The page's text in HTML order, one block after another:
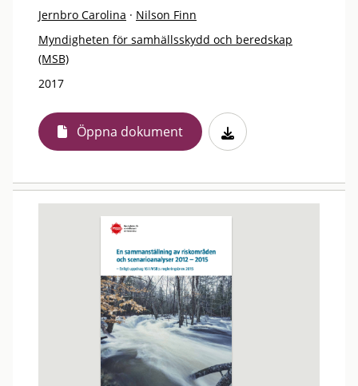
Jernbro Carolina · Nilson Finn
Myndigheten för samhällsskydd och beredskap
(MSB)
2017
Öppna dokument